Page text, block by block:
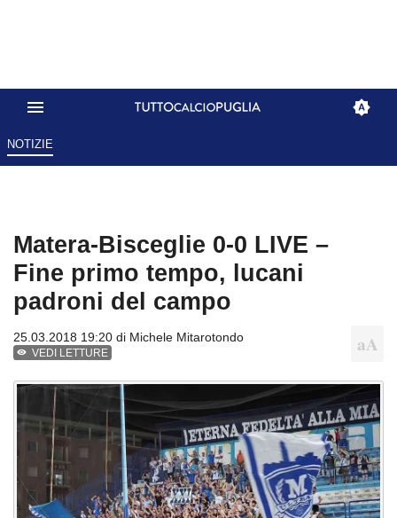
NOTIZIE
Matera-Bisceglie 0-0 LIVE –
Fine primo tempo, lucani
padroni del campo
25.03.2018 19:20 di Michele Mitarotondo
VEDI LETTURE